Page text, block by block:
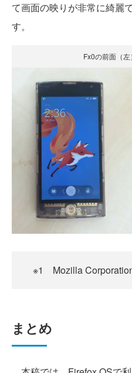
て画面の映りが非常に綺麗
す。
Fx0の前面（左
※1 Mozilla
まとめ